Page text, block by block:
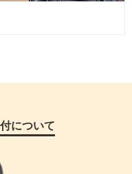
について